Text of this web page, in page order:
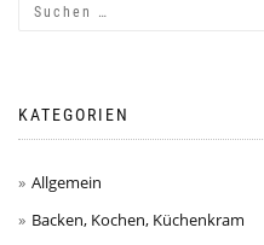
KATEGORIEN
Allgemein
Backen, Kochen, Küchenkram